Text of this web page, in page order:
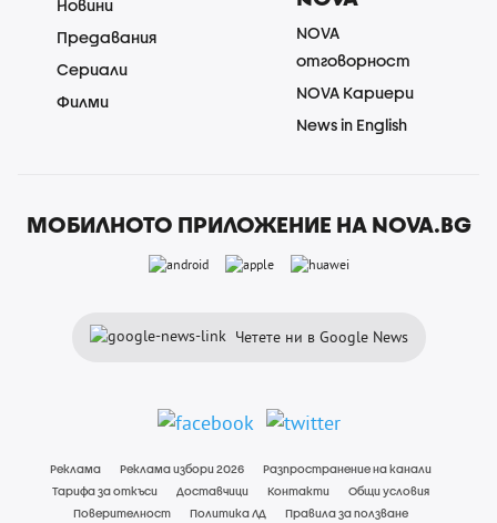
Новини
Предавания
Сериали
Филми
NOVA
отговорност
NOVA Кариери
News in English
МОБИЛНОТО ПРИЛОЖЕНИЕ НА NOVA.BG
Четете ни в Google News
Реклама Реклама избори 2026
Разпространение на канали
Тарифа за откъси
Доставчици Контакти
Общи условия
Поверителност
Политика ЛД Правила за ползване